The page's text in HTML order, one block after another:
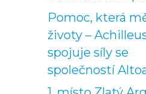
Pomoc, která
životy –
spojuje síly se
společností